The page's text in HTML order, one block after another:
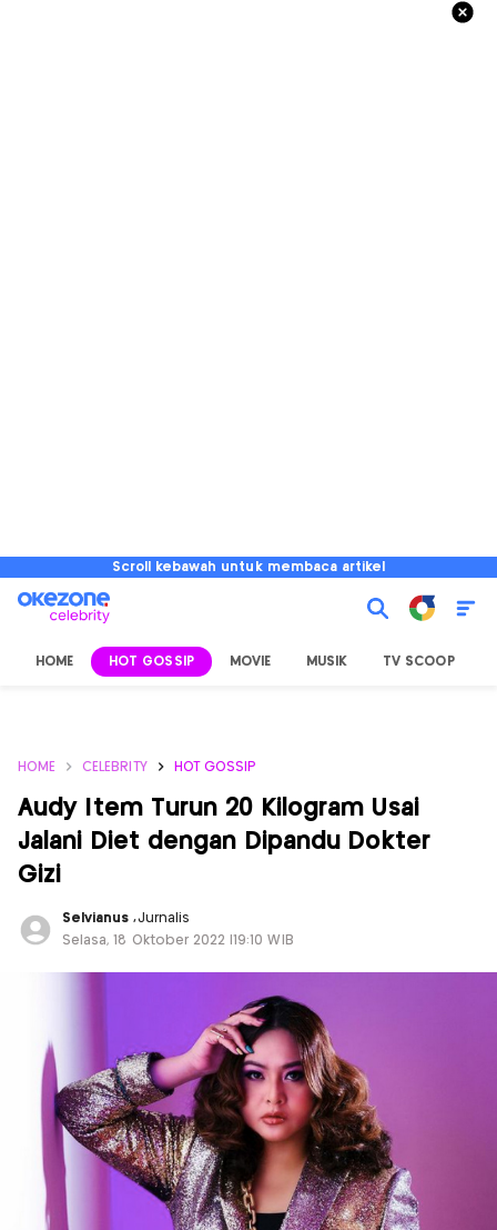
Scroll kebawah untuk membaca artikel
HOME HOT GOSSIP MOVIE MUSIK TV SCOOP
HOME CELEBRITY HOT GOSSIP
Audy Item Turun 20 Kilogram Usai
Jalani Diet dengan Dipandu Dokter
Gizi
Selvianus,Jurnalis
Selasa, 18 Oktober 2022 |19:10 WIB